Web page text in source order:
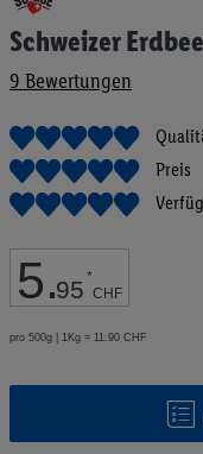
Schweizer
9 Bewertungen
Preis
5.95 *
CHF
pro 500g | 1Kg = 11.90 CHF
Anfang
der
springen